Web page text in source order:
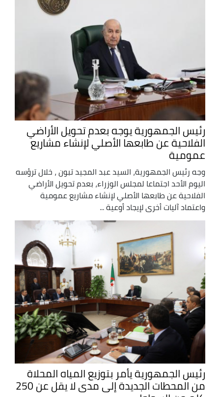
رئيس الجمهورية يوجه بعدم تحويل الأراضي
الفلاحية عن طابعها الأصلي لإنشاء مشاريع
عمومية
وجه رئيس الجمهورية، السيد عبد المجيد تبون ، خلال ترؤسه
اليوم الأحد اجتماعا لمجلس الوزراء، بعدم تحويل الأراضي
الفلاحية عن طابعها الأصلي لإنشاء مشاريع عمومية
واعتماد آليات أخرى لإيجاد أوعية ...
رئيس الجمهورية يأمر بتوزيع المياه المحلاة
من المحطات الجديدة إلى مدى لا يقل عن 250